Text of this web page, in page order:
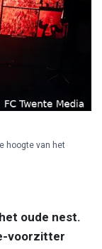
hoogte van het
oude nest.
voorzitter